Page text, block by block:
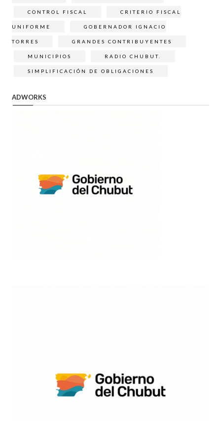
CONTROL FISCAL CRITERIO FISCAL
UNIFORME GOBERNADOR IGNACIO
TORRES GRANDES CONTRIBUYENTES
MUNICIPIOS RADIO CHUBUT.
SIMPLIFICACIÓN DE OBLIGACIONES
ADWORKS